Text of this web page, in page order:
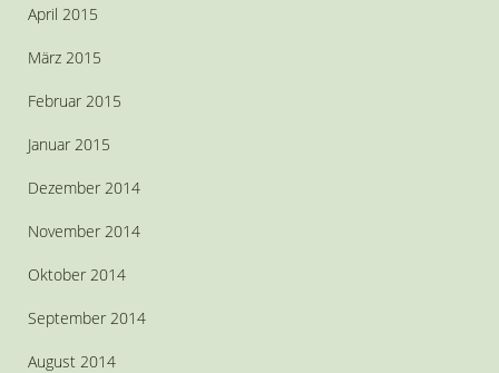
April 2015
März 2015
Februar 2015
Januar 2015
Dezember 2014
November 2014
Oktober 2014
September 2014
August 2014